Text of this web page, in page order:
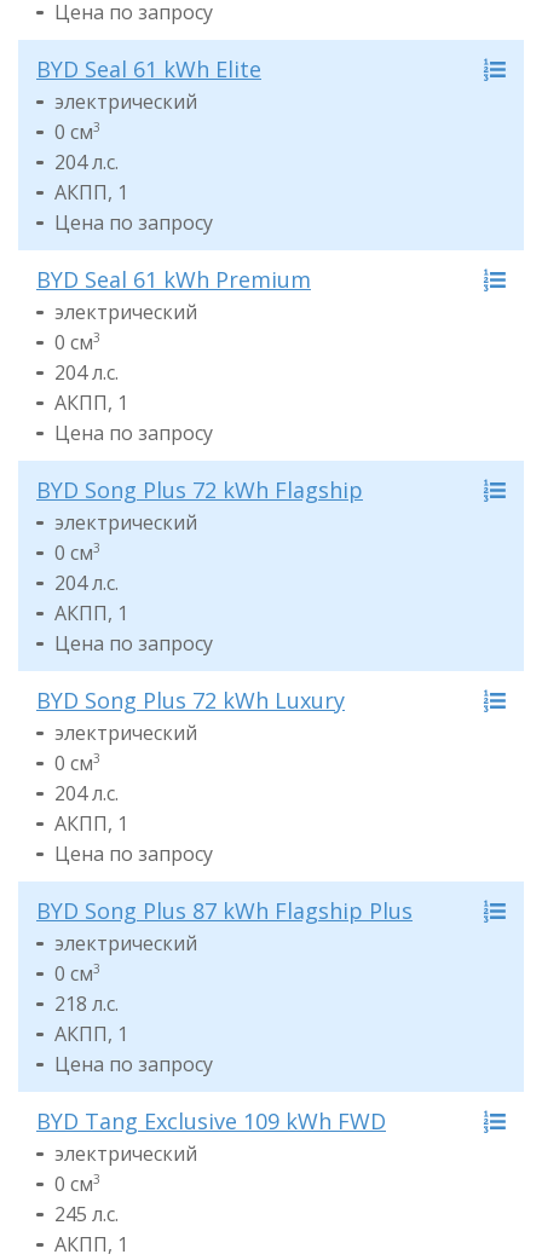
Цена по запросу
BYD Seal 61 kWh Elite
электрический
0 см3
204 л.с.
АКПП, 1
Цена по запросу
BYD Seal 61 kWh Premium
электрический
0 см3
204 л.с.
АКПП, 1
Цена по запросу
BYD Song Plus 72 kWh Flagship
электрический
0 см3
204 л.с.
АКПП, 1
Цена по запросу
BYD Song Plus 72 kWh Luxury
электрический
0 см3
204 л.с.
АКПП, 1
Цена по запросу
BYD Song Plus 87 kWh Flagship Plus
электрический
0 см3
218 л.с.
АКПП, 1
Цена по запросу
BYD Tang Exclusive 109 kWh FWD
электрический
0 см3
245 л.с.
АКПП, 1